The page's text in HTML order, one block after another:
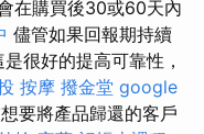
在購買後30或60天內
儘管如果回報期持續
很好的提高可靠性，
按摩 撥金堂 google
要將產品歸還的客戶